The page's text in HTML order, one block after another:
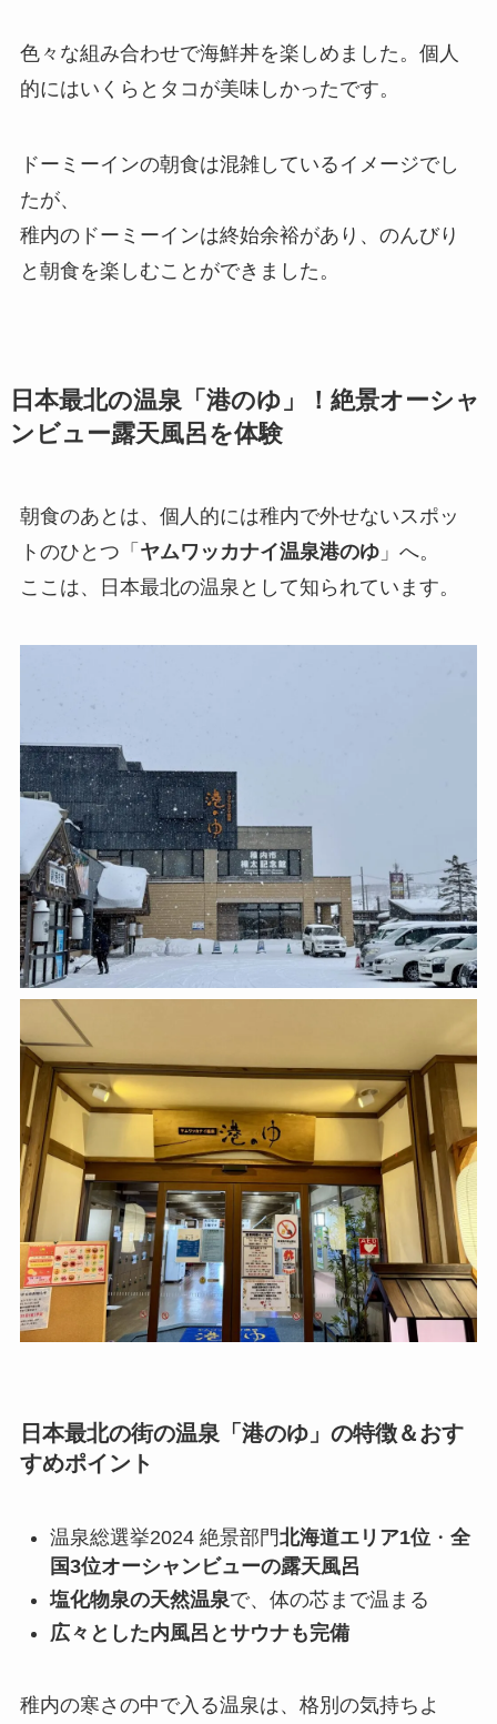
色々な組み合わせで海鮮丼を楽しめました。個人
的にはいくらとタコが美味しかったです。
ドーミーインの朝食は混雑しているイメージでし
たが、
稚内のドーミーインは終始余裕があり、のんびり
と朝食を楽しむことができました。
日本最北の温泉「港のゆ」！絶景オーシャ
ンビュー露天風呂を体験
朝食のあとは、個人的には稚内で外せないスポッ
トのひとつ「 ヤムワッカナイ温泉港のゆ」へ。
ここは、日本最北の温泉として知られています。
日本最北の街の温泉「港のゆ」の特徴＆おす
すめポイント
温泉総選挙2024 絶景部門北海道エリア1位 ・ 全
国3位オーシャンビューの露天風呂
塩化物泉の天然温泉で、体の芯まで温まる
広々とした内風呂とサウナも完備
稚内の寒さの中で入る温泉は、格別の気持ちよ